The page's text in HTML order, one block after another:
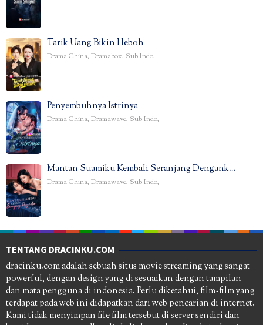
Tarik Uang Bikin Heboh
Drama China, Dramabox, Sub Indo,
Penyembuhnya Istrinya
Drama China, Dramawave, Sub Indo,
Mantan Suamiku Kembali Seranjang Dengank…
Drama China, Dramawave, Sub Indo,
TENTANG DRACINKU.COM
dracinku.com adalah sebuah situs movie streaming yang sangat
powerful, dengan design yang di sesuaikan dengan tampilan
dan mata pengguna di indonesia. Perlu diketahui, film-film yang
terdapat pada web ini didapatkan dari web pencarian di internet.
Kami tidak menyimpan file film tersebut di server sendiri dan